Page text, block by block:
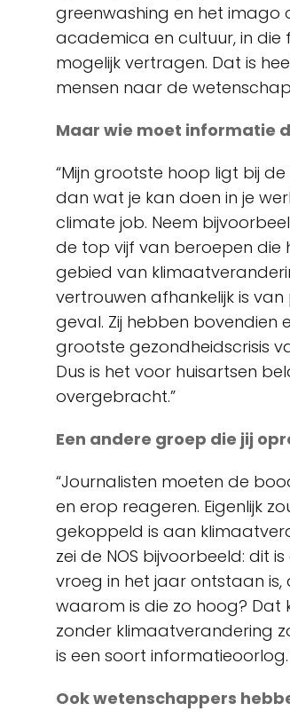
greenwashing en het imago
academica en cultuur, in die
mogelijk vertragen. Dat is
mensen naar de
Maar wie moet informatie
“Mijn grootste hoop ligt bij
dan wat je kan doen in je
climate job. Neem
de top vijf van beroepen
gebied van
vertrouwen afhankelijk is
geval. Zij hebben bovendien
grootste gezondheidscrisis
Dus is het voor huisartsen
overgebracht.”
Een andere groep die jij
“Journalisten moeten de
en erop reageren. Eigenlijk
gekoppeld is aan
zei de NOS bijvoorbeeld: dit
vroeg in het jaar ontstaan
waarom is die zo hoog?
zonder klimaatverandering
is een soort
Ook wetenschappers